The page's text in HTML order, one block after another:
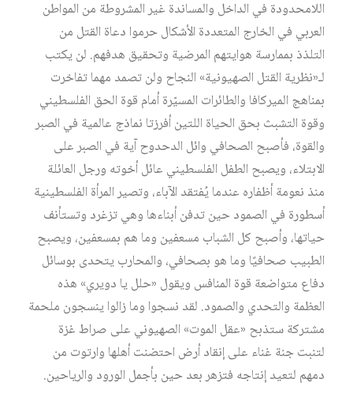
اللامحدودة في الداخل والمساندة غير المشروطة من المواطن
العربي في الخارج المتعددة الأشكال حرموا دعاة القتل من
التلذذ بممارسة هوايتهم المرضية وتحقيق هدفهم. لن يكتب
لـ«نظرية القتل الصهيونية» النجاح ولن تصمد مهما تفاخرت
بمناهج الميركافا والطائرات المسيّرة أمام قوة الحق الفلسطيني
وقوة التشبث بحق الحياة اللتين أفرزتا نماذج عالمية في الصبر
والقوة، فأصبح الصحافي وائل الدحدوح آية في الصبر على
الابتلاء، ويصبح الطفل الفلسطيني عائل أخوته ورجل العائلة
منذ نعومة أظفاره عندما يُفتقد الآباء، وتصير المرأة الفلسطينية
أسطورة في الصمود حين تدفن أبناءها وهي تزغرد وتستأنف
حياتها، وأصبح كل الشباب مسعفين وما هم بمسعفين، ويصبح
الطبيب صحافيًا وما هو بصحافي، والمحارب يتحدى بوسائل
دفاع متواضعة قوة المنافس ويقول «حلل يا دويري» هذه
العظمة والتحدي والصمود. لقد نسجوا وما زالوا ينسجون ملحمة
مشتركة ستذبح «عقل الموت» الصهيوني على صراط غزة
لتنبت جنة غناء على إنقاد أرض احتضنت أهلها وارتوت من
دمهم لتعيد إنتاجه فتزهر بعد حين بأجمل الورود والرياحين.